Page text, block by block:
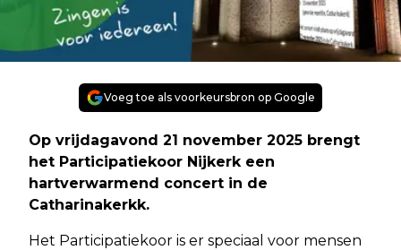
Voeg toe als voorkeursbron op Google
Op vrijdagavond 21 november 2025 brengt
het Participatiekoor Nijkerk een
hartverwarmend concert in de
Catharinakerkk.
Het Participatiekoor is er speciaal voor mensen